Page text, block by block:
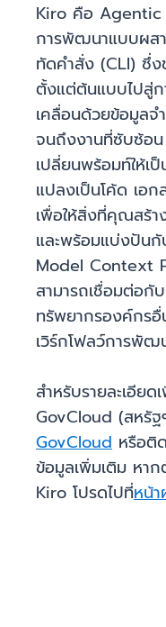
Kiro คือ
การพัฒนาแบบผสา
ทัดคำสั่ง (CLI) ซึ่
ตั้งแต่ต้นแบบไปสู่
เคลื่อนด้วยข้อมูลจ
จนถึงงานที่ซับซ้อ
เปลี่ยนพร้อมท์ให้เ
แปลงเป็นโค้ด เอก
เพื่อให้สิ่งที่คุณสร้า
และพร้อมแบ่งปัน
Model Context
สามารถเชื่อมต่อกั
ทรัพยากรองค์กร
เวิร์กโฟลว์การพั
สำหรับรายละเอีย
GovCloud (สหรัฐ
GovCloud หรือติ
ข้อมูลเพิ่มเติม หาก
Kiro โปรดไปที่หน้